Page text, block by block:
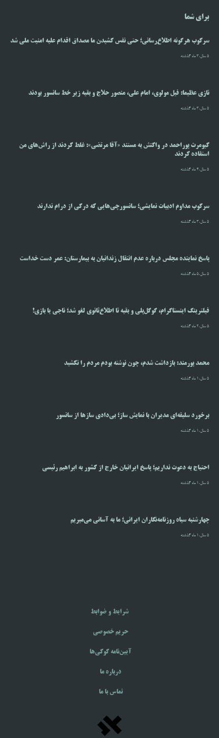
برای شما
سرکوب هرگونه اطلاع‌رسانی؛ حتی نفس کشیدن ما مصداق اقدام علیه امنیت ملی شد
5 سال،3 ماه گذشته
نازی عظیما: فیل مولوی، امام علی، منصور حلاج و بقیه زیر خط سانسور بودند
5 سال،3 ماه گذشته
کیومرث پوراحمد در واکنش به مستند «آقا مرتضی»: غلط کردند از راش‌های من
استفاده کردند
5 سال،4 ماه گذشته
سرکوب مداوم ادبیات نمایشی؛ سانسورچی‌هایی که درکی از درام ندارند
5 سال،3 ماه گذشته
پاسخ نماینده مجلس درباره عدم انتقال زندانیان به بیمارستان: عمر دست خداست
5 سال،5 ماه گذشته
فیلترینگ اینستاگرام، گوگل‌پلی و بقیه تا اطلاع‌ثانوی لغو شد؛ ناجی یا بازی!
5 سال،2 ماه گذشته
محمد پورمند: بازداشت شدم، چون نوشته بودم مردم را نکشید
5 سال،1 ماه گذشته
برخورد سلیقه‌ای مدیران با نمایش ساز؛ بی‌دادی سازها از سانسور
5 سال،1 ماه گذشته
احتیاج به دعوت نداریم؛ پاسخ ایرانیان خارج از کشور به ابراهیم رئیسی
5 سال،1 ماه گذشته
چهارشنبه سیاه روزنامه‌نگاران ایرانی؛ ما به آسانی می‌میریم
5 سال،1 ماه گذشته
شرایط و ضوابط
حریم خصوصی
آیین‌نامه‌ کوکی‌ها
درباره ما
تماس با ما